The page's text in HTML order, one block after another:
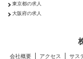
東京都の求人
大阪府の求人
会社概要 アクセス サス